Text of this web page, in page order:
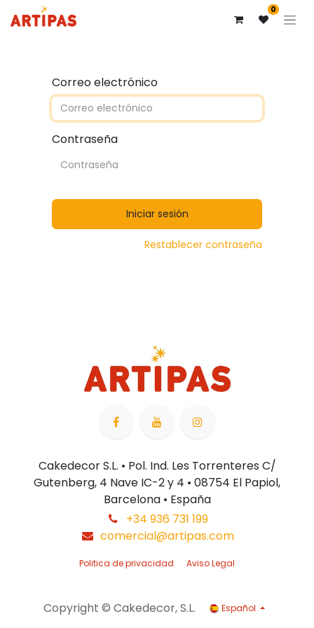
0
Correo electrónico
Contraseña
Iniciar sesión
Restablecer contraseña
Cakedecor S.L. • Pol. Ind. Les Torrenteres C/
Gutenberg, 4 Nave IC-2 y 4 • 08754 El Papiol,
Barcelona • España
+34 936 731 199
comercial@artipas.com
Politica de privacidad Aviso Legal
Copyright © Cakedecor, S.L. Español